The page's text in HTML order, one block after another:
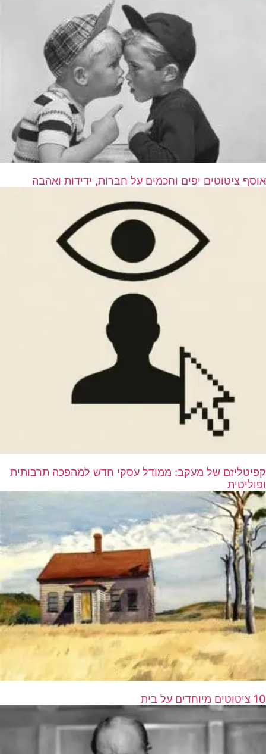
אוסף ציטוטים יפים וחכמים על חברות, ידידות ואהבה
קפיטליזם של מעקב: ממודל עסקי חדש למהפכה תרבותית
ופוליטית
10 ציטוטים מיוחדים על בית